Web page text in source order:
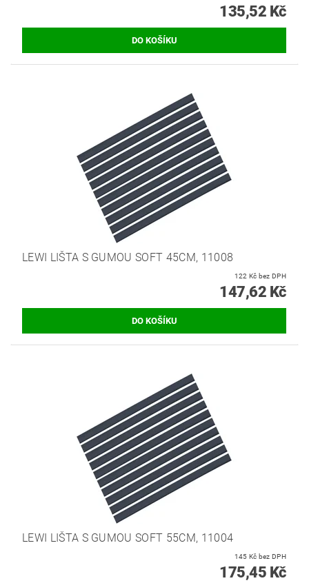
135,52 Kč
LEWI LIŠTA S GUMOU SOFT 45CM, 11008
122 Kč bez DPH
147,62 Kč
LEWI LIŠTA S GUMOU SOFT 55CM, 11004
145 Kč bez DPH
175,45 Kč